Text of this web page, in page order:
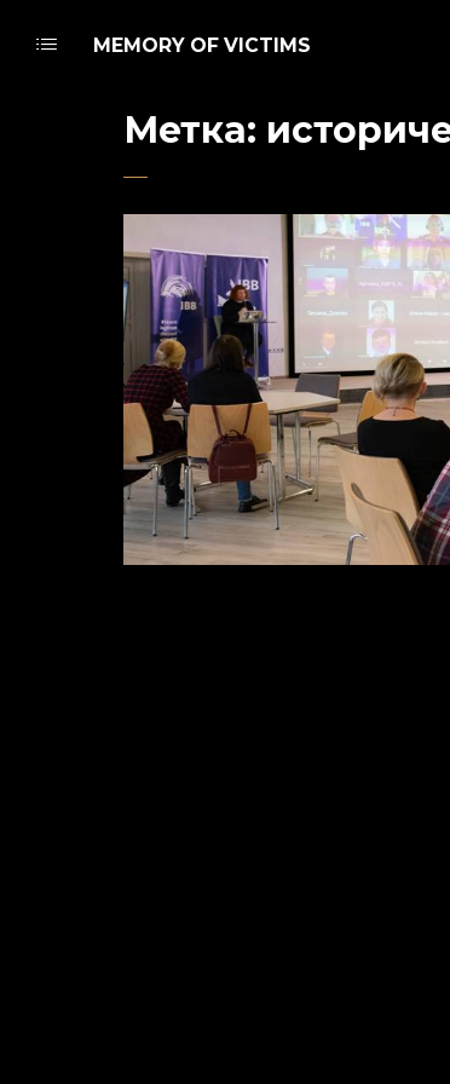
MEMORY OF VICTIMS
Метка:
Admin
11 января 2021